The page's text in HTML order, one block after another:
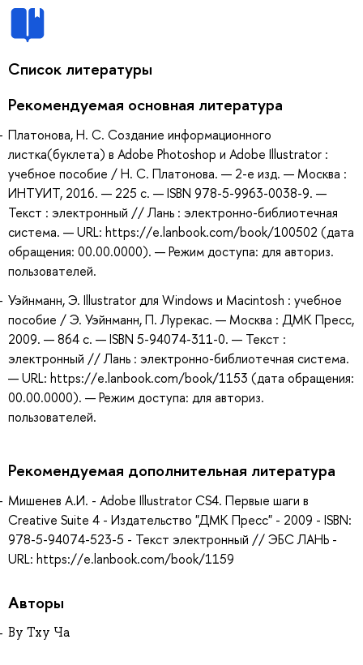
Список литературы
Рекомендуемая основная литература
Платонова, Н. С. Создание информационного
листка(буклета) в Adobe Photoshop и Adobe Illustrator :
учебное пособие / Н. С. Платонова. — 2-е изд. — Москва :
ИНТУИТ, 2016. — 225 с. — ISBN 978-5-9963-0038-9. —
Текст : электронный // Лань : электронно-библиотечная
система. — URL: https://e.lanbook.com/book/100502 (дата
обращения: 00.00.0000). — Режим доступа: для авториз.
пользователей.
Уэйнманн, Э. Illustrator для Windows и Macintosh : учебное
пособие / Э. Уэйнманн, П. Лурекас. — Москва : ДМК Пресс,
2009. — 864 с. — ISBN 5-94074-311-0. — Текст :
электронный // Лань : электронно-библиотечная система.
— URL: https://e.lanbook.com/book/1153 (дата обращения:
00.00.0000). — Режим доступа: для авториз.
пользователей.
Рекомендуемая дополнительная литература
Мишенев А.И. - Adobe Illustrator СS4. Первые шаги в
Creative Suite 4 - Издательство "ДМК Пресс" - 2009 - ISBN:
978-5-94074-523-5 - Текст электронный // ЭБС ЛАНЬ -
URL: https://e.lanbook.com/book/1159
Авторы
Ву Тху Ча